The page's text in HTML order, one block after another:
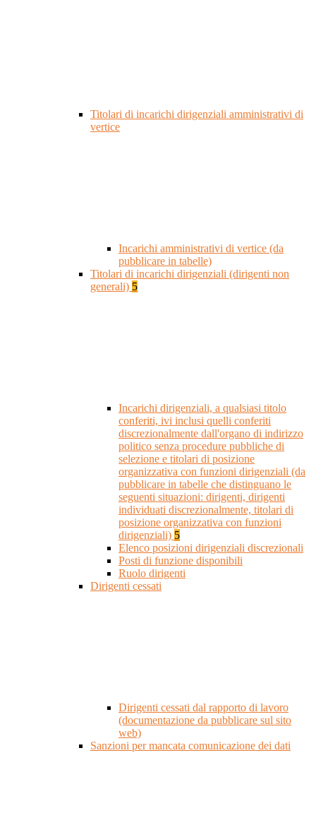
Titolari di incarichi dirigenziali amministrativi di
vertice
Incarichi amministrativi di vertice (da
pubblicare in tabelle)
Titolari di incarichi dirigenziali (dirigenti non
generali) 5
Incarichi dirigenziali, a qualsiasi titolo
conferiti, ivi inclusi quelli conferiti
discrezionalmente dall'organo di indirizzo
politico senza procedure pubbliche di
selezione e titolari di posizione
organizzativa con funzioni dirigenziali (da
pubblicare in tabelle che distinguano le
seguenti situazioni: dirigenti, dirigenti
individuati discrezionalmente, titolari di
posizione organizzativa con funzioni
dirigenziali) 5
Elenco posizioni dirigenziali discrezionali
Posti di funzione disponibili
Ruolo dirigenti
Dirigenti cessati
Dirigenti cessati dal rapporto di lavoro
(documentazione da pubblicare sul sito
web)
Sanzioni per mancata comunicazione dei dati